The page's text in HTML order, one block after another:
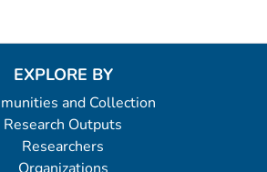
EXPLORE BY
and Collection
Research Outputs
Researchers